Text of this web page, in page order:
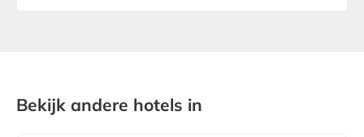
Bekijk andere hotels in